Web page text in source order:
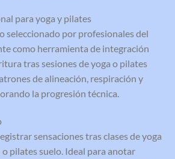
para yoga y pilates
seleccionado por profesionales del
como herramienta de integración
tras sesiones de yoga o pilates
de alineación, respiración y
la progresión técnica.
sensaciones tras clases de yoga
pilates suelo. Ideal para anotar